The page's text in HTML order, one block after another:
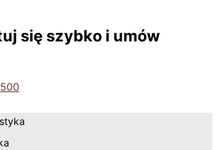
się szybko i umów